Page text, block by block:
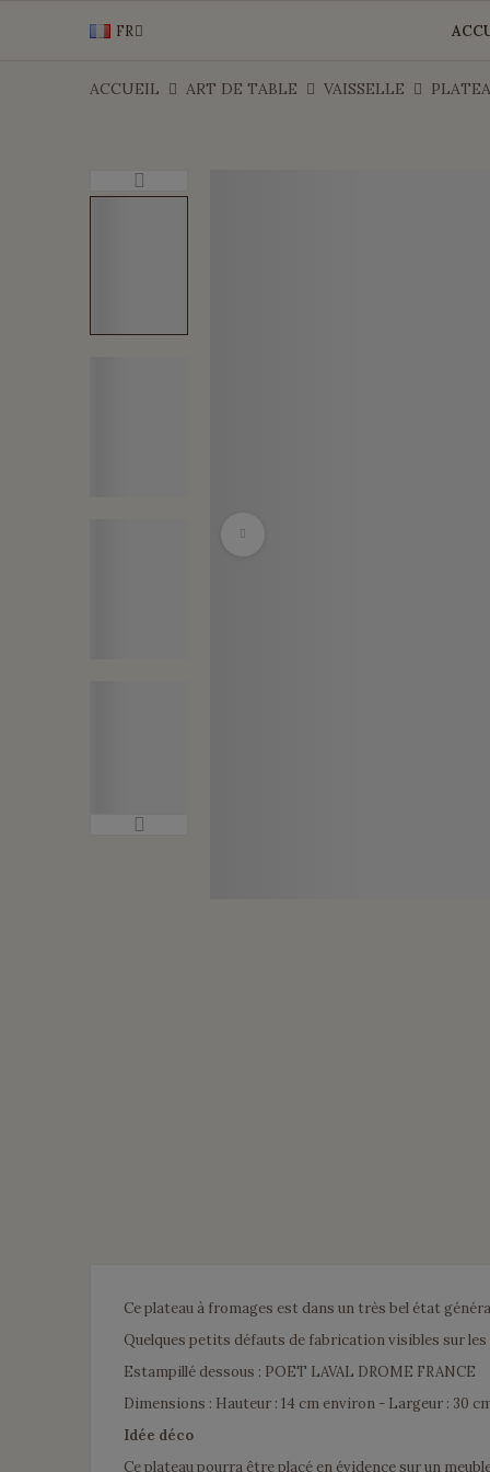
FR
ACCUEIL ART DE TABLE VAISSELLE
Ce plateau à fromages est dans un très bel état
Quelques petits défauts de fabrication visibles sur
Estampillé dessous : POET LAVAL DROME FRANCE
Dimensions : Hauteur : 14 cm environ - Largeur : 30
Idée déco
Ce plateau pourra être placé en évidence sur un